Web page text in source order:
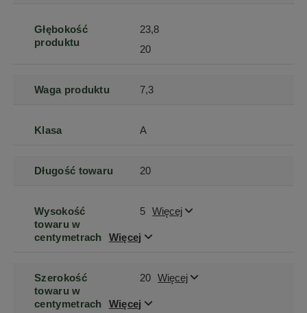
Głębokość
produktu
23,8
20
Waga produktu 7,3
Klasa A
Długość towaru 20
Wysokość
towaru w
centymetrach
Więcej
5 Więcej
Szerokość
towaru w
centymetrach
Więcej
20 Więcej